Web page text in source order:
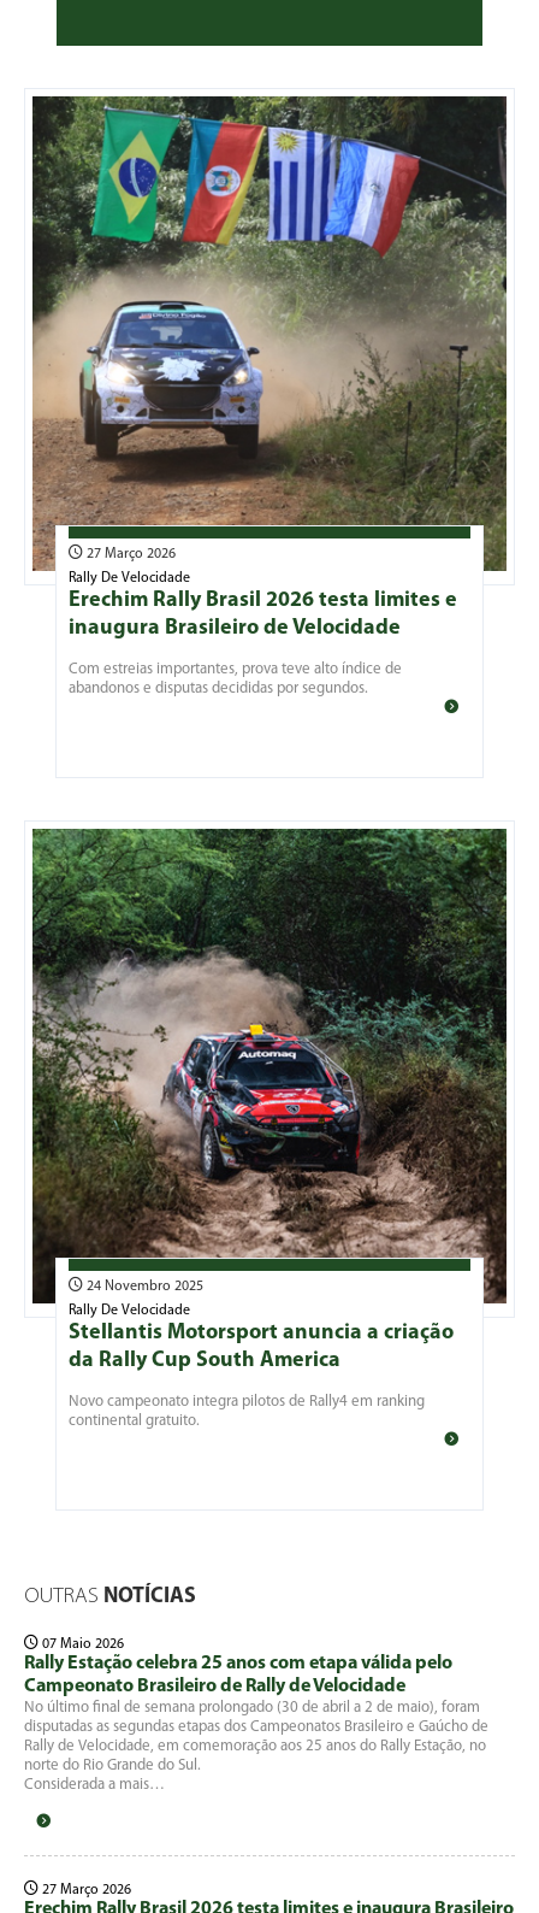
27 Março 2026
Rally De Velocidade
Erechim Rally Brasil 2026 testa limites e
inaugura Brasileiro de Velocidade
Com estreias importantes, prova teve alto índice de
abandonos e disputas decididas por segundos.
24 Novembro 2025
Rally De Velocidade
Stellantis Motorsport anuncia a criação
da Rally Cup South America
Novo campeonato integra pilotos de Rally4 em ranking
continental gratuito.
OUTRAS NOTÍCIAS
07 Maio 2026
Rally Estação celebra 25 anos com etapa válida pelo
Campeonato Brasileiro de Rally de Velocidade
No último final de semana prolongado (30 de abril a 2 de maio), foram
disputadas as segundas etapas dos Campeonatos Brasileiro e Gaúcho de
Rally de Velocidade, em comemoração aos 25 anos do Rally Estação, no
norte do Rio Grande do Sul.
Considerada a mais…
27 Março 2026